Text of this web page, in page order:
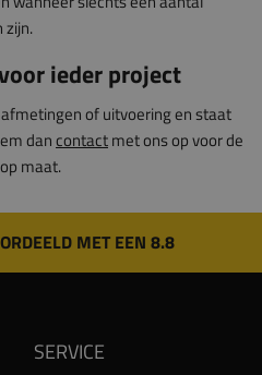
zijn.
ieder project
of uitvoering en staat
dancontactmet ons op voor de
maat.
MET EEN 8.8
SERVICE